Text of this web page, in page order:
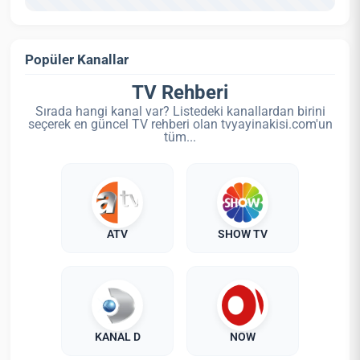
Popüler Kanallar
TV Rehberi
Sırada hangi kanal var? Listedeki kanallardan birini
seçerek en güncel TV rehberi olan tvyayinakisi.com'un
tüm...
ATV SHOW TV
KANAL D NOW